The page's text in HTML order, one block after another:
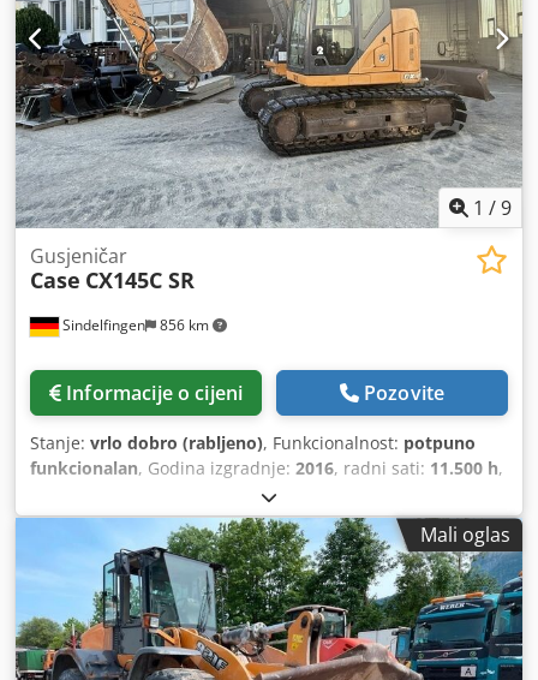
1 /9
Sindelfingen 856 km
Gusjeničar
Case CX145C SR
Informacije o cijeni Pozovite
Stanje: vrlo dobro (rabljeno), Funkcionalnost: potpuno
funkcionalan, Godina izgradnje: 2016, radni sati: 11.500 h,
Mali oglas